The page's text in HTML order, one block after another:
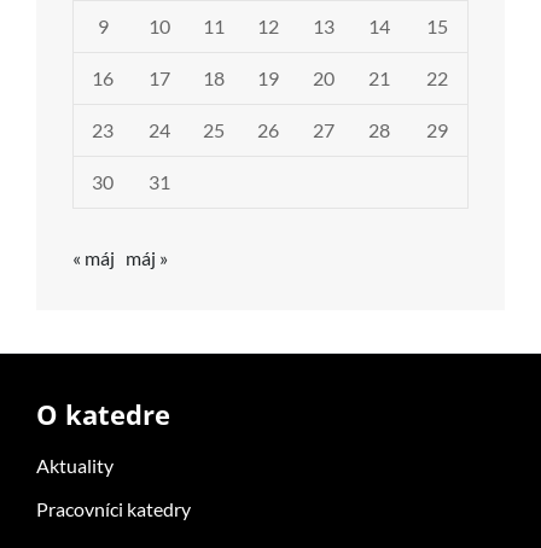
9 10 11 12 13 14 15
16 17 18 19 20 21 22
23 24 25 26 27 28 29
30 31
« máj máj »
O katedre
Aktuality
Pracovníci katedry